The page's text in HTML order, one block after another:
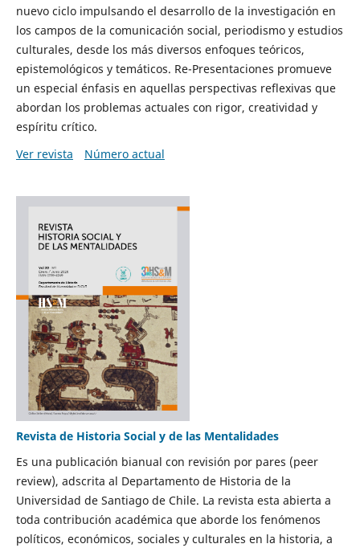
nuevo ciclo impulsando el desarrollo de la investigación en
los campos de la comunicación social, periodismo y estudios
culturales, desde los más diversos enfoques teóricos,
epistemológicos y temáticos. Re-Presentaciones promueve
un especial énfasis en aquellas perspectivas reflexivas que
abordan los problemas actuales con rigor, creatividad y
espíritu crítico.
Ver revista
Número actual
Revista de Historia Social y de las Mentalidades
Es una publicación bianual con revisión por pares (peer
review), adscrita al Departamento de Historia de la
Universidad de Santiago de Chile. La revista esta abierta a
toda contribución académica que aborde los fenómenos
políticos, económicos, sociales y culturales en la historia, a